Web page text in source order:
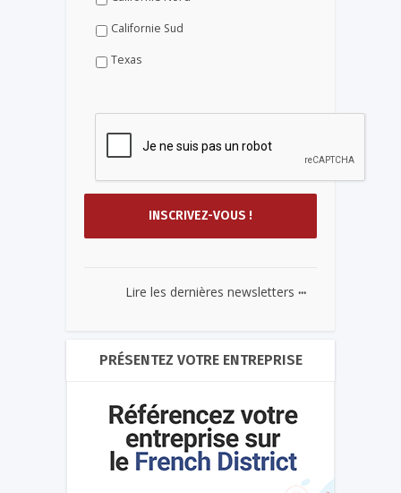
Californie Sud
Texas
Lire les dernières newsletters ...
PRÉSENTEZ VOTRE ENTREPRISE